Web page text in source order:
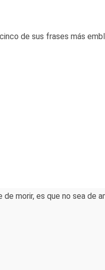
de sus frases más
morir, es que no sea de